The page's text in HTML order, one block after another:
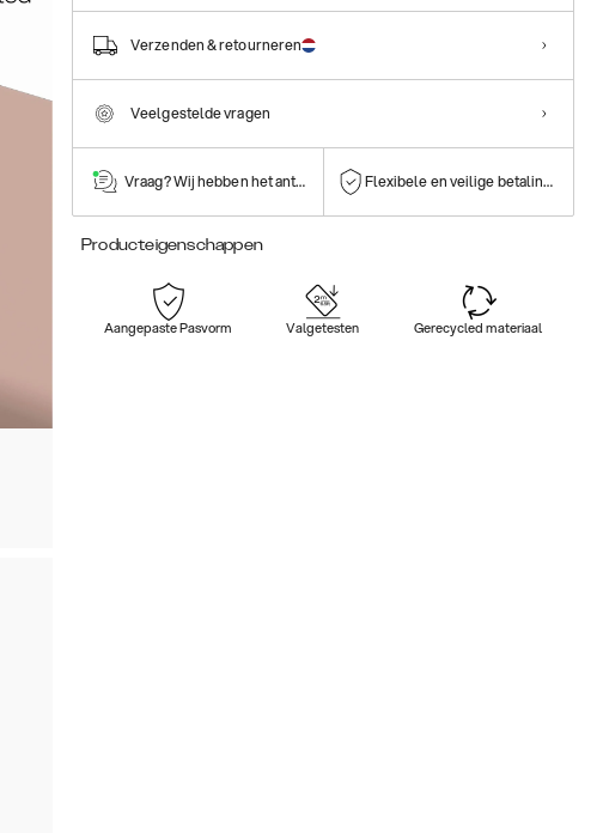
Verzenden & retourneren
Veelgestelde vragen
Vraag? Wij hebben het antwoord! Flexibele en veilige betalingen
Producteigenschappen
Aangepaste Pasvorm Valgetesten Gerecycled materiaal